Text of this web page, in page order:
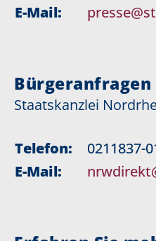
E-Mail:
Bürgeranfragen
Staatskanzlei
Telefon:
0211837-
E-Mail: